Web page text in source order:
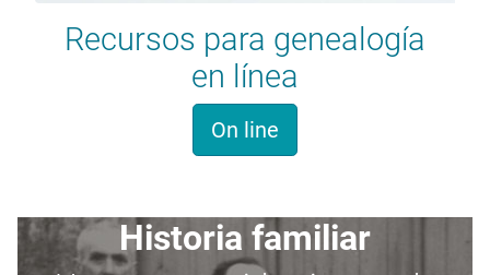
Recursos para genealogía
en línea
On line
Historia familiar